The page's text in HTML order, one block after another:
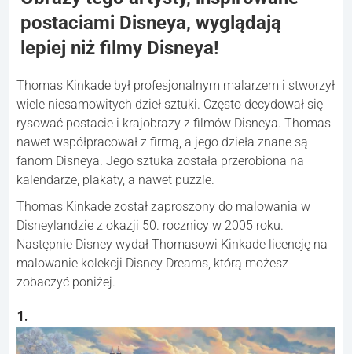
postaciami Disneya, wyglądają
lepiej niż filmy Disneya!
Thomas Kinkade był profesjonalnym malarzem i stworzył
wiele niesamowitych dzieł sztuki. Często decydował się
rysować postacie i krajobrazy z filmów Disneya. Thomas
nawet współpracował z firmą, a jego dzieła znane są
fanom Disneya. Jego sztuka została przerobiona na
kalendarze, plakaty, a nawet puzzle.
Thomas Kinkade został zaproszony do malowania w
Disneylandzie z okazji 50. rocznicy w 2005 roku.
Następnie Disney wydał Thomasowi Kinkade licencję na
malowanie kolekcji Disney Dreams, którą możesz
zobaczyć poniżej.
1.